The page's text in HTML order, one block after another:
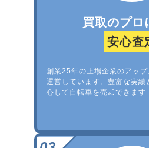
買取のプロ
安心査
創業25年の上場企業のアッ
運営しています。豊富な実績
心して自転車を売却できます